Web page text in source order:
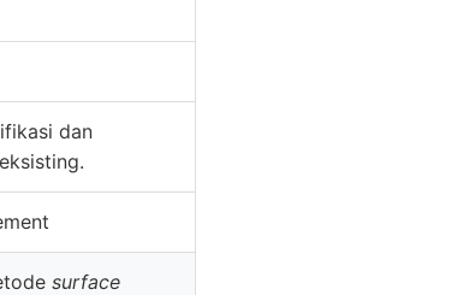
dan
surface